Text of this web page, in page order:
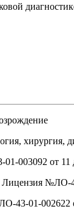
хирургия,
от 11
№ЛО-
01-002622